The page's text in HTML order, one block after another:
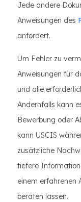
Jede andere
Anweisungen des
anfordert.
Um Fehler zu
Anweisungen für
und alle
Andernfalls kann
Bewerbung oder
kann USCIS
zusätzliche
tiefere
einem erfahrenen
beraten lassen.